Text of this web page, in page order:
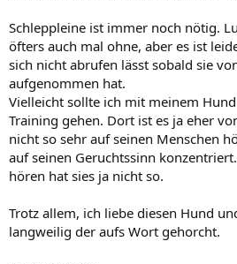
Schleppleine ist immer noch nötig.
öfters auch mal ohne, aber es ist
sich nicht abrufen lässt sobald sie
aufgenommen hat.
Vielleicht sollte ich mit meinem
Training gehen. Dort ist es ja eher
nicht so sehr auf seinen Menschen
auf seinen Geruchtssinn
hören hat sies ja nicht so.
Trotz allem, ich liebe diesen Hund
langweilig der aufs Wort gehorcht.